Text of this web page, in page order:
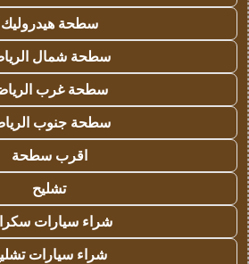
سطحة هيدروليك
سطحة شمال
سطحة غرب
سطحة جنوب
اقرب سطحة
تشليح
شراء سيارات
شراء سيارات